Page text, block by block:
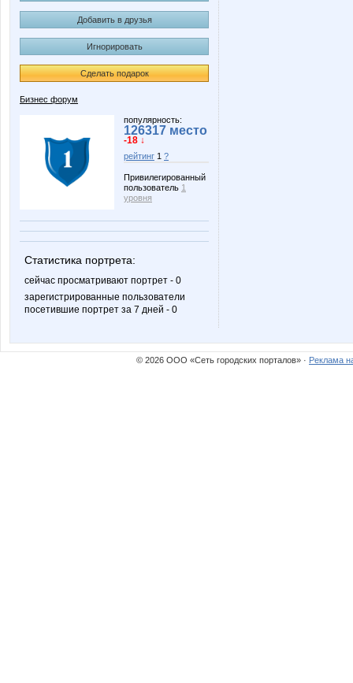
Добавить в друзья
Игнорировать
Сделать подарок
Бизнес форум
популярность:
126317 место
-18 ↓
рейтинг 1 ?
Привилегированный
пользователь 1
уровня
Статистика портрета:
сейчас просматривают портрет - 0
зарегистрированные пользователи
посетившие портрет за 7 дней - 0
© 2026 ООО «Сеть городских порталов» · Реклама